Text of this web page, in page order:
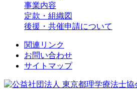
事業内容
定款・組織図
後援・共催申請について
関連リンク
お問い合わせ
サイトマップ